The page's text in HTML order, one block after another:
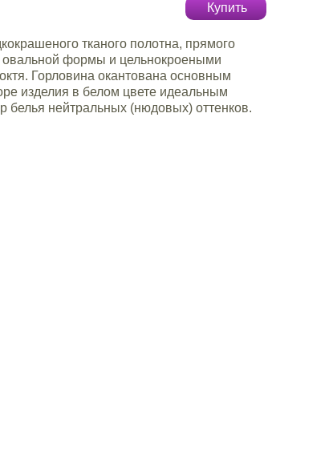
Купить
тканого полотна, прямого
овальной формы и цельнокроеными
Горловина окантована основным
изделия в белом цвете идеальным
белья нейтральных (нюдовых) оттенков.